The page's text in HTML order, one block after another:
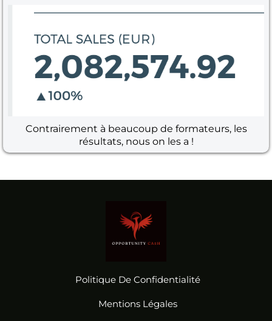
Contrairement à beaucoup de formateurs, les
résultats, nous on les a !
Politique De Confidentialité
Mentions Légales